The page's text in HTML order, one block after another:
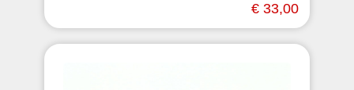
€ 33,00